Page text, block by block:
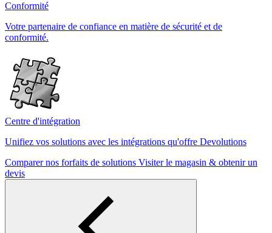
Conformité
Votre partenaire de confiance en matière de sécurité et de
conformité.
Centre d'intégration
Unifiez vos solutions avec les intégrations qu'offre Devolutions
Comparer nos forfaits de solutions Visiter le magasin & obtenir un
devis